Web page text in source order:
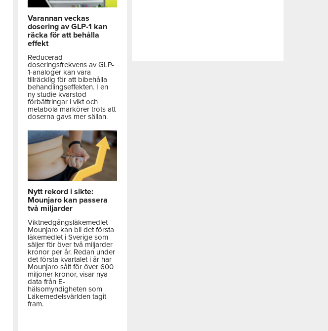
Varannan veckas
dosering av GLP-1 kan
räcka för att behålla
effekt
Reducerad
doseringsfrekvens av GLP-
1-analoger kan vara
tillräcklig för att bibehålla
behandlingseffekten. I en
ny studie kvarstod
förbättringar i vikt och
metabola markörer trots att
doserna gavs mer sällan.
Nytt rekord i sikte:
Mounjaro kan passera
två miljarder
Viktnedgångsläkemedlet
Mounjaro kan bli det första
läkemedlet i Sverige som
säljer för över två miljarder
kronor per år. Redan under
det första kvartalet i år har
Mounjaro sålt för över 600
miljoner kronor, visar nya
data från E-
hälsomyndigheten som
Läkemedelsvärlden tagit
fram.